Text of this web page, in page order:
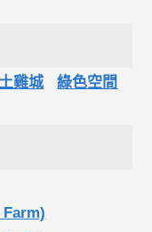
雞城
綠色空間
Farm)